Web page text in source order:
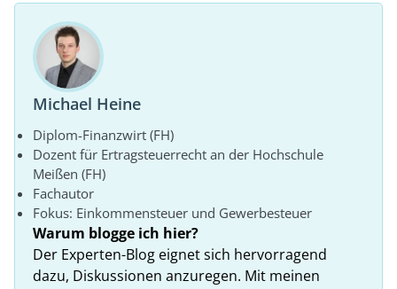
Michael Heine
Diplom-Finanzwirt (FH)
Dozent für Ertragsteuerrecht an der Hochschule
Meißen (FH)
Fachautor
Fokus: Einkommensteuer und Gewerbesteuer
Warum blogge ich hier?
Der Experten-Blog eignet sich hervorragend
dazu, Diskussionen anzuregen. Mit meinen